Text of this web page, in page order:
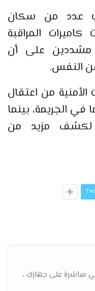
عدد من سكان
المراقبة
مشددين على أن
النفس.
من اعتقال
الجريمة، بينما
مزيد من
مباشرة على جهازك ،